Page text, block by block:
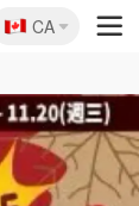
🇨🇦
CA